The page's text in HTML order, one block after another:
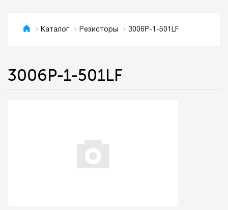
Каталог Резисторы 3006P-1-501LF
3006P-1-501LF